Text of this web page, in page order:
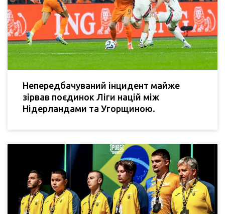
Непередбачуваний інцидент майже
зірвав поєдинок Ліги націй між
Нідерландами та Угорщиною.